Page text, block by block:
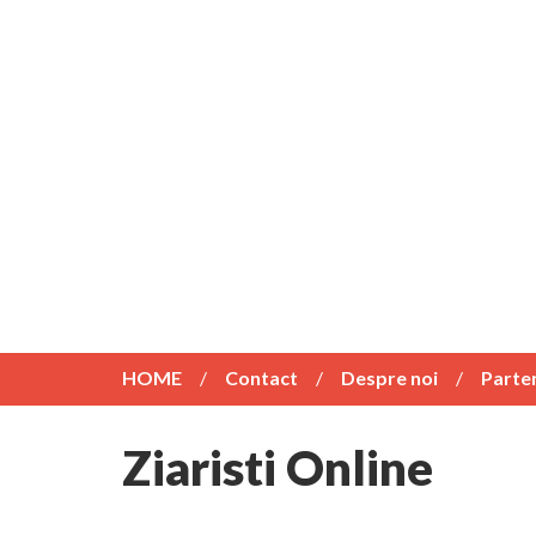
HOME Contact Despre noi
Ziaristi Online